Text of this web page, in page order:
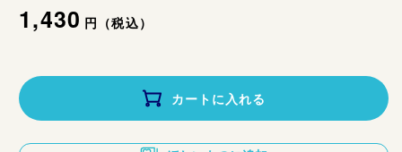
通
価
格
1,430円（税込）
カートに入れる